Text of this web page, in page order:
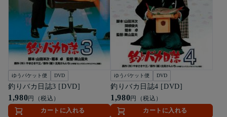
ゆうパケット便 DVD
釣りバカ日誌3 [DVD]
1,980円（税込）
カートに入れる
ゆうパケット便 DVD
釣りバカ日誌4 [DVD]
1,980円（税込）
カートに入れる